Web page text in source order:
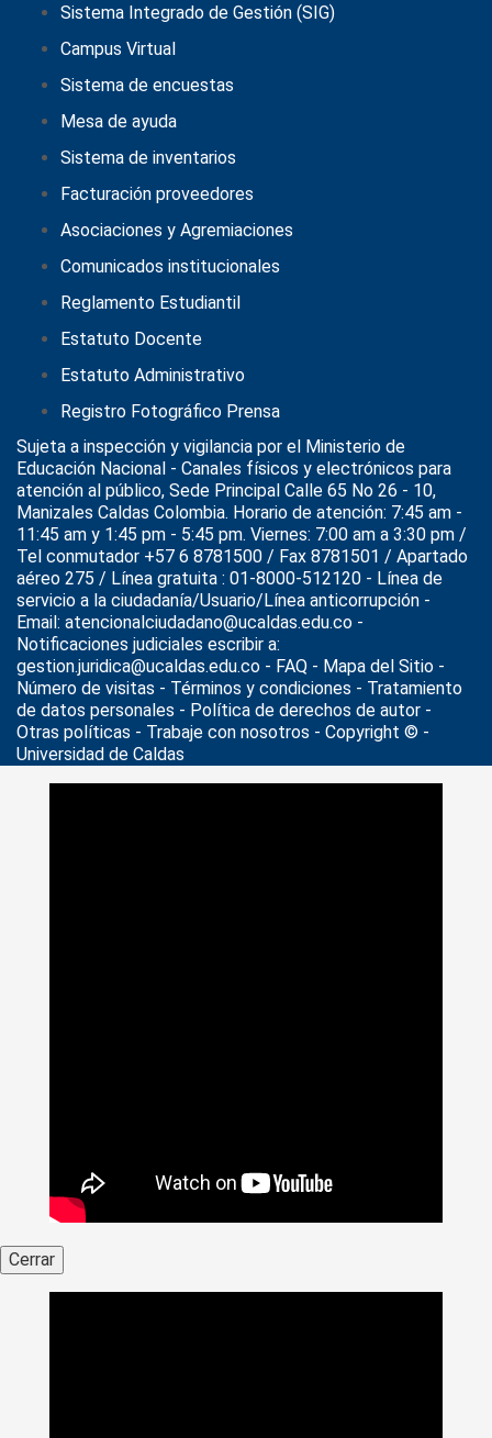
Sistema Integrado de Gestión (SIG)
Campus Virtual
Sistema de encuestas
Mesa de ayuda
Sistema de inventarios
Facturación proveedores
Asociaciones y Agremiaciones
Comunicados institucionales
Reglamento Estudiantil
Estatuto Docente
Estatuto Administrativo
Registro Fotográfico Prensa
Sujeta a inspección y vigilancia por el Ministerio de
Educación Nacional - Canales físicos y electrónicos para
atención al público, Sede Principal Calle 65 No 26 - 10,
Manizales Caldas Colombia. Horario de atención: 7:45 am -
11:45 am y 1:45 pm - 5:45 pm. Viernes: 7:00 am a 3:30 pm /
Tel conmutador +57 6 8781500 / Fax 8781501 / Apartado
aéreo 275 / Línea gratuita : 01-8000-512120 - Línea de
servicio a la ciudadanía/Usuario/Línea anticorrupción -
Email: atencionalciudadano@ucaldas.edu.co -
Notificaciones judiciales escribir a:
gestion.juridica@ucaldas.edu.co - FAQ - Mapa del Sitio -
Número de visitas - Términos y condiciones - Tratamiento
de datos personales - Política de derechos de autor -
Otras políticas - Trabaje con nosotros - Copyright © -
Universidad de Caldas
Cerrar